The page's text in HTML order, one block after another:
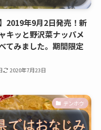
2019年9月2日発売！新
キッと野沢菜ナッパメ
てみました。期間限定
2020年7月23日
テンホウ